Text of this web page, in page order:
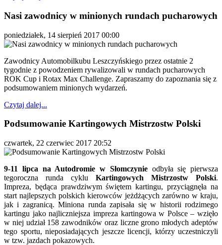
Nasi zawodnicy w minionych rundach pucharowych
poniedziałek, 14 sierpień 2017 00:00
Zawodnicy Automobilkubu Leszczyńskiego przez ostatnie 2
tygodnie z powodzeniem rywalizowali w rundach pucharowych
ROK Cup i Rotax Max Challenge. Zapraszamy do zapoznania się z
podsumowaniem minionych wydarzeń.
Czytaj dalej...
Podsumowanie Kartingowych Mistrzostw Polski
czwartek, 22 czerwiec 2017 20:52
9-11 lipca na Autodromie w Słomczynieodbyła się pierwsza
tegoroczna runda cyklu Kartingowych Mistrzostw Polski.
Impreza, będąca prawdziwym świętem kartingu, przyciągnęła na
start najlepszych polskich kierowców jeżdżących zarówno w kraju,
jak i zagranicą. Miniona runda zapisała się w historii rodzimego
kartingu jako najliczniejsza impreza kartingowa w Polsce – wzięło
w niej udział 158 zawodników oraz liczne grono młodych adeptów
tego sportu, nieposiadających jeszcze licencji, którzy uczestniczyli
w tzw. jazdach pokazowych.